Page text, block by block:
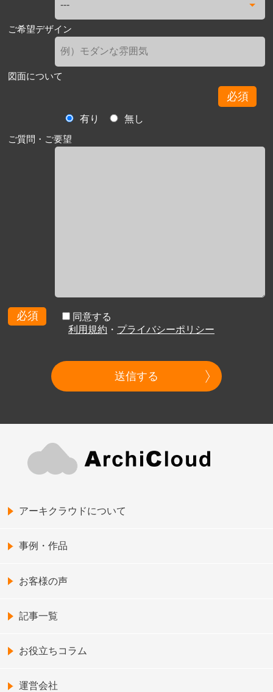
ご希望デザイン
図面について
必須
有り
無し
ご質問・ご要望
必須
同意する
利用規約 ・ プライバシーポリシー
送信する
アーキクラウドについて
事例・作品
お客様の声
記事一覧
お役立ちコラム
運営会社